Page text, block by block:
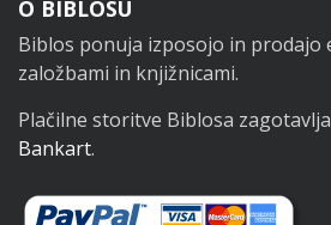
Noga
O BIBLOSU
Biblos ponuja izposojo in prodajo
založbami in knjižnicami.
Plačilne storitve Biblosa
Bankart.